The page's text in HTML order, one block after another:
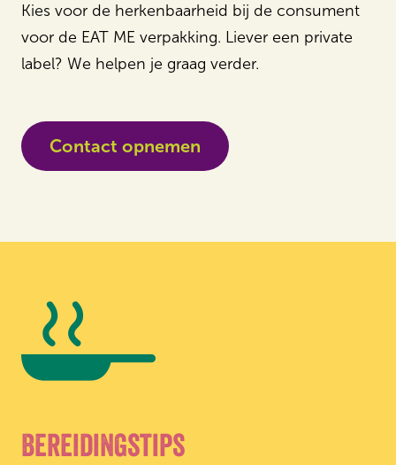
Kies voor de herkenbaarheid bij de consument
voor de EAT ME verpakking. Liever een private
label? We helpen je graag verder.
Contact opnemen
Bereidingstips